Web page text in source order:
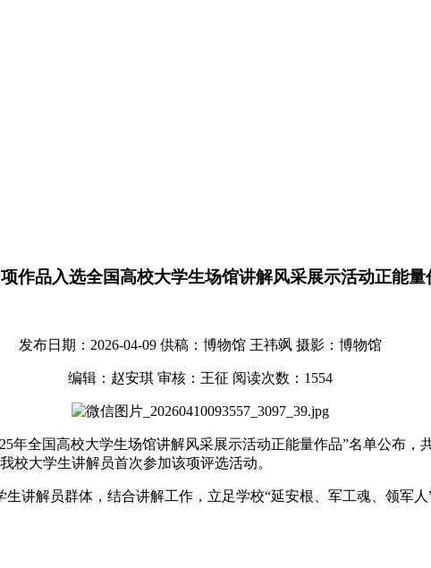
作品入选全国高校大学生场馆讲解风采展示活动正能量
发布日期：2026-04-09 供稿：博物馆 王祎飒 摄影：博物馆
编辑：赵安琪 审核：王征 阅读次数： 1554
全国高校大学生场馆讲解风采展示活动正能量作品”名单公布，
校大学生讲解员首次参加该项评选活动。
讲解员群体，结合讲解工作，立足学校“延安根、军工魂、领军